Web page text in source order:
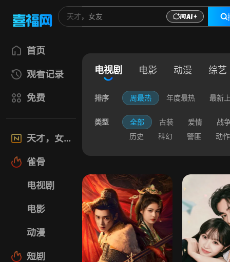
首页
观看记录
免费
天才，女友
雀骨
电视剧
电影
动漫
短剧
电视剧 电影 动漫 综艺
排序 周最热 年度最热 最新
类型 全部 古装 爱情
战
历史
科幻 警匪 动作